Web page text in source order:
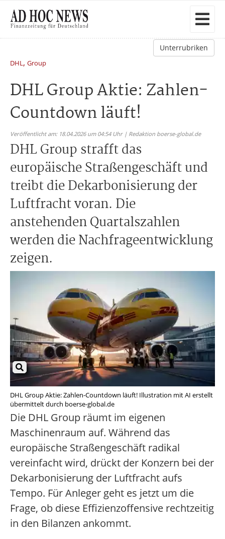
Unterrubriken
DHL, Group
DHL Group Aktie: Zahlen-
Countdown läuft!
Veröffentlicht am: 18.04.2026 um 04:54 Uhr | Redaktion boerse-global.de
DHL Group strafft das
europäische Straßengeschäft und
treibt die Dekarbonisierung der
Luftfracht voran. Die
anstehenden Quartalszahlen
werden die Nachfrageentwicklung
zeigen.
DHL Group Aktie: Zahlen-Countdown läuft! Illustration mit AI erstellt
übermittelt durch boerse-global.de
Die DHL Group räumt im eigenen
Maschinenraum auf. Während das
europäische Straßengeschäft radikal
vereinfacht wird, drückt der Konzern bei der
Dekarbonisierung der Luftfracht aufs
Tempo. Für Anleger geht es jetzt um die
Frage, ob diese Effizienzoffensive rechtzeitig
in den Bilanzen ankommt.